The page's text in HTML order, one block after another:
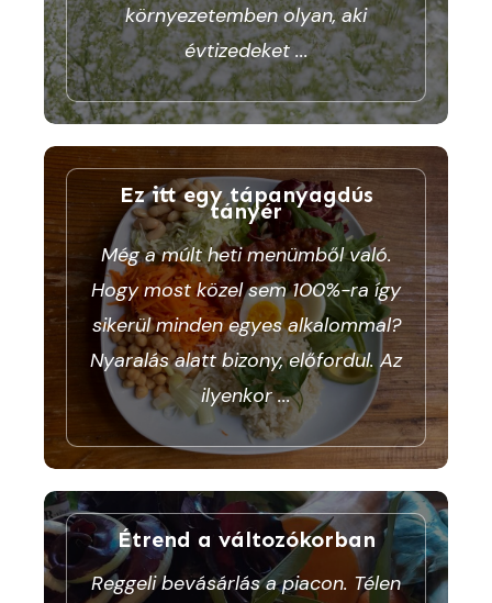
környezetemben olyan, aki
évtizedeket...
Ez itt egy tápanyagdús
tányér
Még a múlt heti menümből való.
Hogy most közel sem 100%-ra így
sikerül minden egyes alkalommal?
Nyaralás alatt bizony, előfordul. Az
ilyenkor...
Étrend a változókorban
Reggeli bevásárlás a piacon. Télen